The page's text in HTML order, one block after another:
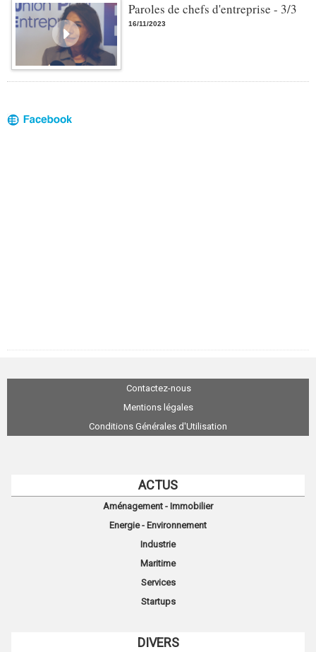
Paroles de chefs d'entreprise - 3/3
16/11/2023
Contactez-nous
Mentions légales
Conditions Générales d'Utilisation
ACTUS
Aménagement - Immobilier
Energie - Environnement
Industrie
Maritime
Services
Startups
DIVERS